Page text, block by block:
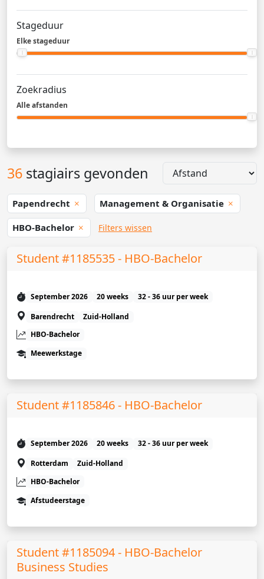
Stageduur
Elke stageduur
Zoekradius
Alle afstanden
36 stagiairs gevonden
Papendrecht Management & Organisatie
HBO-Bachelor Filters wissen
Student #1185535 - HBO-Bachelor
September 2026 20 weeks
32 - 36 uur per week
Barendrecht
Zuid-Holland
HBO-Bachelor
Meewerkstage
Student #1185846 - HBO-Bachelor
September 2026 20 weeks
32 - 36 uur per week
Rotterdam
Zuid-Holland
HBO-Bachelor
Afstudeerstage
Student #1185094 - HBO-Bachelor
Business Studies